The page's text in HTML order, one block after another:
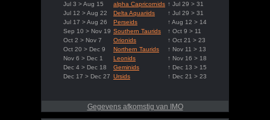
Jul 3 > Aug 15
alpha Capricornids ↑ Jul 29 > 31
Jul 12 > Aug 22
Delta Aquariids
↑ Jul 29 > 31
Jul 17 > Aug 26
Perseids
↑ Aug 12 > 14
Sep 10 > Nov 19 Southern Taurids
↑ Oct 9 > 11
Oct 2 > Nov 7
Orionids
↑ Oct 21 > 23
Oct 20 > Dec 9
Northern Taurids
↑ Nov 11 > 13
Nov 6 > Dec 1
Leonids
↑ Nov 16 > 18
Dec 4 > Dec 18
Geminids
↑ Dec 13 > 15
Dec 17 > Dec 27 Ursids ↑ Dec 21 > 23
Gegevens afkomstig van IMO